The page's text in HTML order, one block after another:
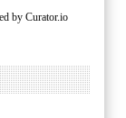
by Curator.io